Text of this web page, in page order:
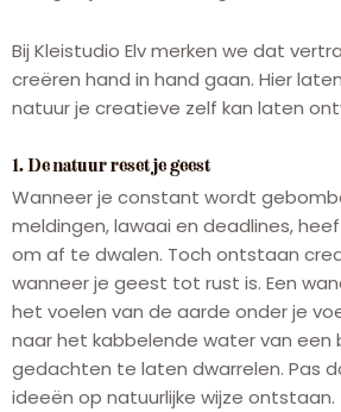
Bij Kleistudio Elv merken we dat
creëren hand in hand gaan. Hier
natuur je creatieve zelf kan laten
1. De natuur reset je geest
Wanneer je constant wordt
meldingen, lawaai en deadlines,
om af te dwalen. Toch ontstaan
wanneer je geest tot rust is. Een
het voelen van de aarde onder je
naar het kabbelende water van een
gedachten te laten dwarrelen. Pas
ideeën op natuurlijke wijze ontstaan.